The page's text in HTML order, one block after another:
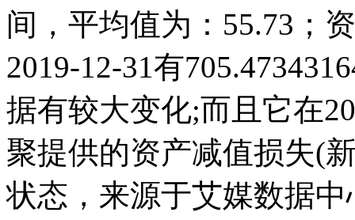
间，平均值为：55.73；
2019-12-31有
据有较大变化;而且它在
聚提供的资产减值损失(
状态，来源于艾媒数据